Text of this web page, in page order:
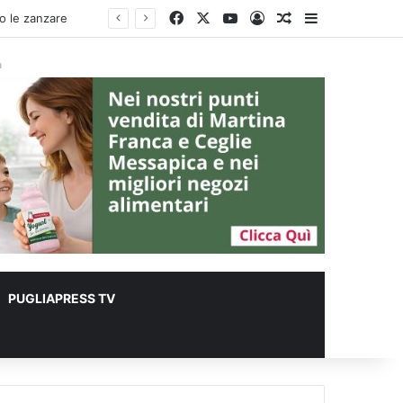
le zanzare FacebookYou TubeAccediUn articolo a
PUGLIAPRESS TV